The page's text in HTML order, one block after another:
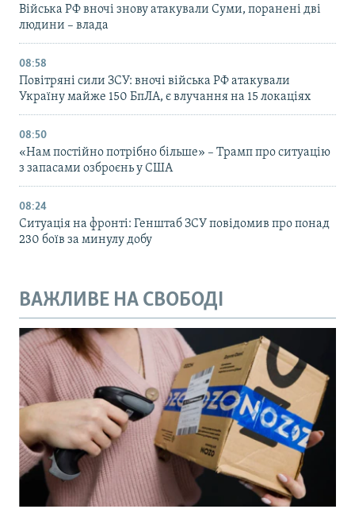
Війська РФ вночі знову атакували Суми, поранені дві
людини – влада
08:58
Повітряні сили ЗСУ: вночі війська РФ атакували
Україну майже 150 БпЛА, є влучання на 15 локаціях
08:50
«Нам постійно потрібно більше» – Трамп про ситуацію
з запасами озброєнь у США
08:24
Ситуація на фронті: Генштаб ЗСУ повідомив про понад
230 боїв за минулу добу
ВАЖЛИВЕ НА СВОБОДІ